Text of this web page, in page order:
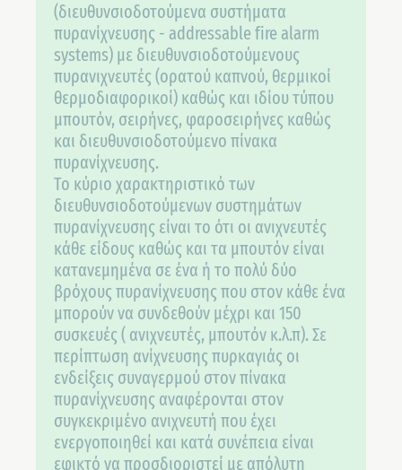
(διευθυνσιοδοτούμενα συστήματα
πυρανίχνευσης - addressable fire alarm
systems) με διευθυνσιοδοτούμενους
πυρανιχνευτές (ορατού καπνού, θερμικοί
θερμοδιαφορικοί) καθώς και ιδίου τύπου
μπουτόν, σειρήνες, φαροσειρήνες καθώς
και διευθυνσιοδοτούμενο πίνακα
πυρανίχνευσης.
Το κύριο χαρακτηριστικό των
διευθυνσιοδοτούμενων συστημάτων
πυρανίχνευσης είναι το ότι οι ανιχνευτές
κάθε είδους καθώς και τα μπουτόν είναι
κατανεμημένα σε ένα ή το πολύ δύο
βρόχους πυρανίχνευσης που στον κάθε ένα
μπορούν να συνδεθούν μέχρι και 150
συσκευές ( ανιχνευτές, μπουτόν κ.λ.π). Σε
περίπτωση ανίχνευσης πυρκαγιάς οι
ενδείξεις συναγερμού στον πίνακα
πυρανίχνευσης αναφέρονται στον
συγκεκριμένο ανιχνευτή που έχει
ενεργοποιηθεί και κατά συνέπεια είναι
εφικτό να προσδιοριστεί με απόλυτη